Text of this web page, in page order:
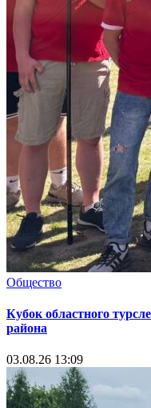
Общество
Кубок областного
района
03.08.26 13:09